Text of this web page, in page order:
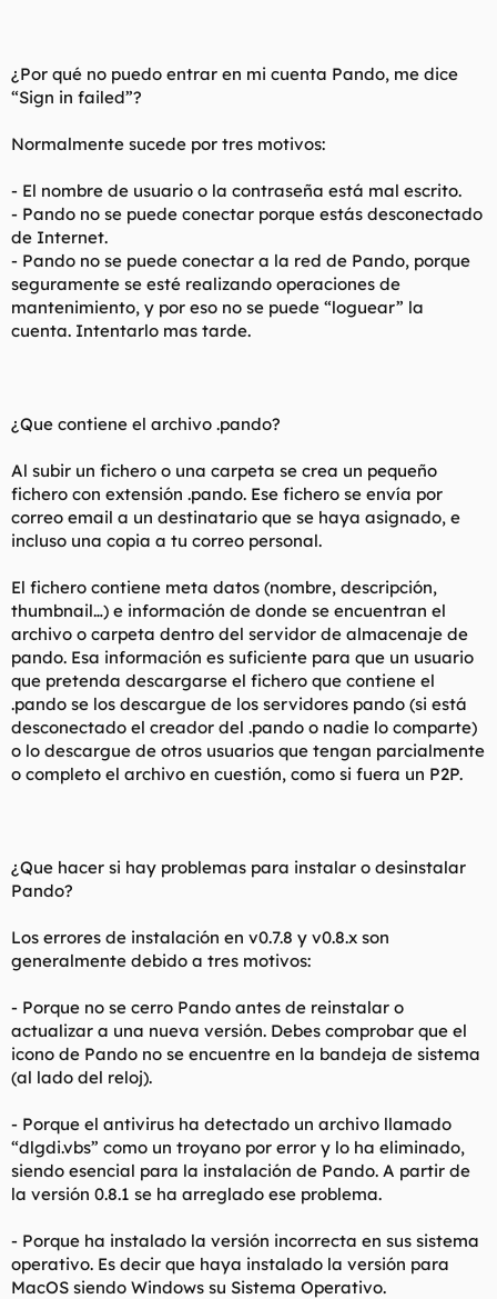
¿Por qué no puedo entrar en mi cuenta Pando, me dice
“Sign in failed”?
Normalmente sucede por tres motivos:
- El nombre de usuario o la contraseña está mal escrito.
- Pando no se puede conectar porque estás desconectado
de Internet.
- Pando no se puede conectar a la red de Pando, porque
seguramente se esté realizando operaciones de
mantenimiento, y por eso no se puede “loguear” la
cuenta. Intentarlo mas tarde.
¿Que contiene el archivo .pando?
Al subir un fichero o una carpeta se crea un pequeño
fichero con extensión .pando. Ese fichero se envía por
correo email a un destinatario que se haya asignado, e
incluso una copia a tu correo personal.
El fichero contiene meta datos (nombre, descripción,
thumbnail…) e información de donde se encuentran el
archivo o carpeta dentro del servidor de almacenaje de
pando. Esa información es suficiente para que un usuario
que pretenda descargarse el fichero que contiene el
.pando se los descargue de los servidores pando (si está
desconectado el creador del .pando o nadie lo comparte)
o lo descargue de otros usuarios que tengan parcialmente
o completo el archivo en cuestión, como si fuera un P2P.
¿Que hacer si hay problemas para instalar o desinstalar
Pando?
Los errores de instalación en v0.7.8 y v0.8.x son
generalmente debido a tres motivos:
- Porque no se cerro Pando antes de reinstalar o
actualizar a una nueva versión. Debes comprobar que el
icono de Pando no se encuentre en la bandeja de sistema
(al lado del reloj).
- Porque el antivirus ha detectado un archivo llamado
“dlgdi.vbs” como un troyano por error y lo ha eliminado,
siendo esencial para la instalación de Pando. A partir de
la versión 0.8.1 se ha arreglado ese problema.
- Porque ha instalado la versión incorrecta en sus sistema
operativo. Es decir que haya instalado la versión para
MacOS siendo Windows su Sistema Operativo.